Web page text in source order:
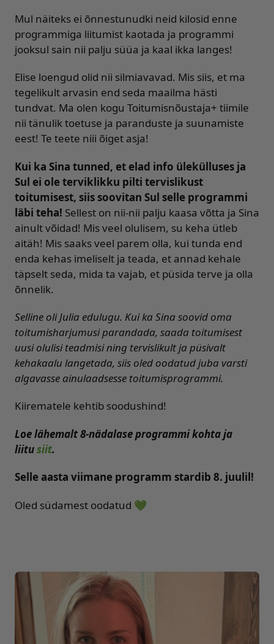
Mul näiteks ei õnnestunudki neid kilosid enne
programmiga liitumist kaotada ja programmi
jooksul sain nii palju süüa ja kaal ikka langes!
Elise loengud olid nii silmiavavad. Mis siis, et ma
tegelikult arvasin end seda maailma hästi
tundvat. Ma olen kogu Toitumisnõustaja+ tiimile
nii tänulik toetuse ja paranduste ja suunamiste
eest! Te teete niii õiget asja!
Kui ka Sina tunned, et elad info ülekülluses ja
Sul ei ole terviklikku pilti tervislikust
toitumisest, siis soovitan Sul selle programmi
läbi teha! Sellest on nii-nii palju kaasa võtta ja Sina
ainult võidad! Mis veel olulisem, su keha ütleb
aitäh! Mis saaks veel parem olla, kui tunda end
enda kehas imeliselt ja teada, et annad kehale
täpselt seda, mida ta vajab, et püsida terve ja olla
õnnelik.
Selline oli Julia edulugu. Kui ka Sina soovid oma
toitumisharjumusi parandada, saada toitumisest
uusi olulisi teadmisi ning tervislikult ja püsivalt
kehakaalu langetada, siis oled oodatud juba varsti
algavasse ainulaadsesse toitumisprogrammi.
Kiirematele kehtib soodushind!
Loe lähemalt 8-nädalase programmi kohta ja
liitusiit.
Selle aasta viimane programm stardib 8. juulil!
Oled südamest oodatud 💚